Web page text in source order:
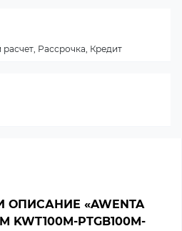
«AWENTA
KWT100M-PTGB100M-
Рассрочка, Кредит